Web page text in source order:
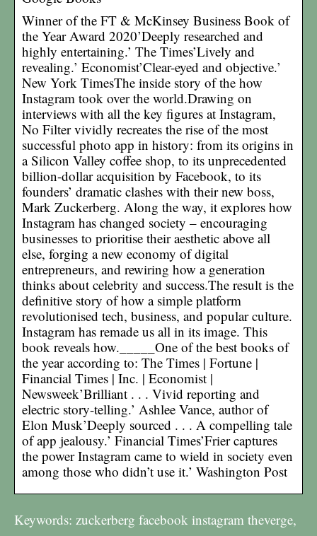
Winner of the FT & McKinsey Business Book of
the Year Award 2020’Deeply researched and
highly entertaining.’ The Times’Lively and
revealing.’ Economist’Clear-eyed and objective.’
New York TimesThe inside story of the how
Instagram took over the world.Drawing on
interviews with all the key figures at Instagram,
No Filter vividly recreates the rise of the most
successful photo app in history: from its origins in
a Silicon Valley coffee shop, to its unprecedented
billion-dollar acquisition by Facebook, to its
founders’ dramatic clashes with their new boss,
Mark Zuckerberg. Along the way, it explores how
Instagram has changed society – encouraging
businesses to prioritise their aesthetic above all
else, forging a new economy of digital
entrepreneurs, and rewiring how a generation
thinks about celebrity and success.The result is the
definitive story of how a simple platform
revolutionised tech, business, and popular culture.
Instagram has remade us all in its image. This
book reveals how._____One of the best books of
the year according to: The Times | Fortune |
Financial Times | Inc. | Economist |
Newsweek’Brilliant . . . Vivid reporting and
electric story-telling.’ Ashlee Vance, author of
Elon Musk’Deeply sourced . . . A compelling tale
of app jealousy.’ Financial Times’Frier captures
the power Instagram came to wield in society even
among those who didn’t use it.’ Washington Post
Keywords: zuckerberg facebook instagram theverge,